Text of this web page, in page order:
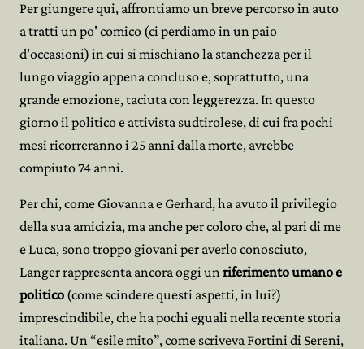
Per giungere qui, affrontiamo un breve percorso in auto
a tratti un po' comico (ci perdiamo in un paio
d'occasioni) in cui si mischiano la stanchezza per il
lungo viaggio appena concluso e, soprattutto, una
grande emozione, taciuta con leggerezza. In questo
giorno il politico e attivista sudtirolese, di cui fra pochi
mesi ricorreranno i 25 anni dalla morte, avrebbe
compiuto 74 anni.
Per chi, come Giovanna e Gerhard, ha avuto il privilegio
della sua amicizia, ma anche per coloro che, al pari di me
e Luca, sono troppo giovani per averlo conosciuto,
Langer rappresenta ancora oggi unriferimento umano e
politico (come scindere questi aspetti, in lui?)
imprescindibile, che ha pochi eguali nella recente storia
italiana. Un “esile mito”, come scriveva Fortini di Sereni,